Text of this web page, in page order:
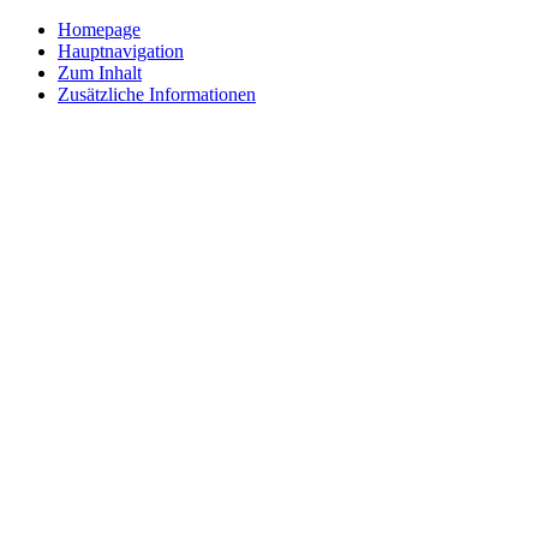
Homepage
Hauptnavigation
Zum Inhalt
Zusätzliche Informationen